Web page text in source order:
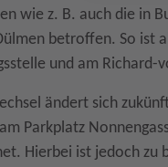
wie z. B. auch die in
betroffen. So ist
und am
ändert sich
Parkplatz
Hierbei ist jedoch zu